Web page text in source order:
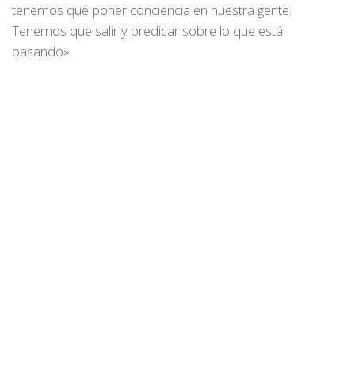
tenemos que poner conciencia en nuestra gente.
Tenemos que salir y predicar sobre lo que está
pasando».